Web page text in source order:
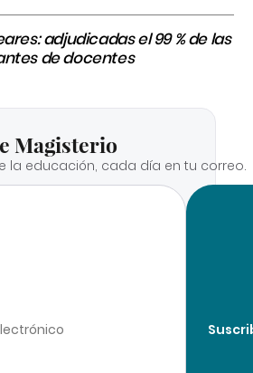
adjudicadas el 99 % de las
de docentes
Magisterio
la educación, cada día en tu correo.